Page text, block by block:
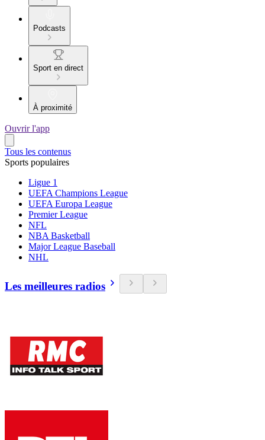
Podcasts
Sport en direct
À proximité
Ouvrir l'app
Tous les contenus
Sports populaires
Ligue 1
UEFA Champions League
UEFA Europa League
Premier League
NFL
NBA Basketball
Major League Baseball
NHL
Les meilleures radios